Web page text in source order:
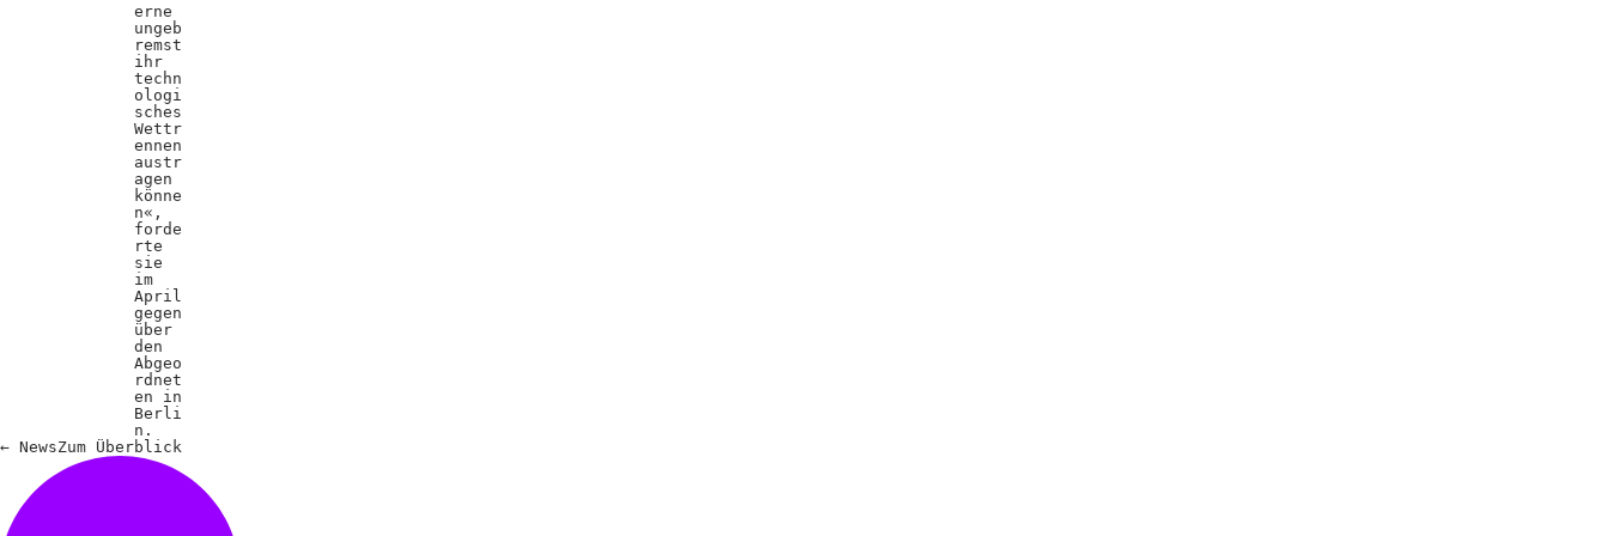
erne
ungeb
remst
ihr
techn
ologi
sches
Wettr
ennen
austr
agen
könne
n«,
forde
rte
sie
im
April
gegen
über
den
Abgeo
rdnet
en in
Berli
n.
← NewsZum Überblick